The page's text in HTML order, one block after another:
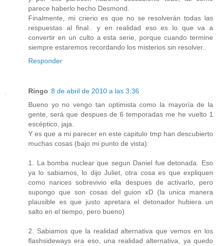
parece haberlo hecho Desmond.
Finalmente, mi crierio es que no se resolverán todas las
respuestas al final.. y en realidad eso es lo que va a
convertir en un culto a esta serie, porque cuando termine
siempre estaremos recordando los misterios sin resolver..
Responder
Ringo 8 de abril de 2010 a las 3:36
Bueno yo no vengo tan optimista como la mayoría de la
gente, será que despues de 6 temporadas me he vuelto 1
escéptico, jaja.
Y es que a mi parecer en este capitulo tmp han descubierto
muchas cosas (bajo mi punto de vista):
1. La bomba nuclear que segun Daniel fue detonada. Eso
ya lo sabiamos, lo dijo Juliet, otra cosa es que expliquen
como narices sobrevivio ella despues de activarlo, pero
supongo que son cosas del guion xD (la unica manera
plausible es que justo apretara el detonador hubiera un
salto en el tiempo, pero bueno)
2. Sabiamos que la realidad alternativa que vemos en los
flashsideways era eso, una realidad alternativa, ya quedo